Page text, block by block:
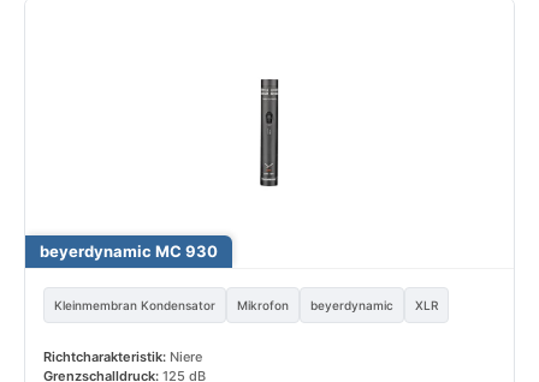
beyerdynamic MC 930
Kleinmembran Kondensator Mikrofon beyerdynamic XLR
Richtcharakteristik: Niere
Grenzschalldruck: 125 dB